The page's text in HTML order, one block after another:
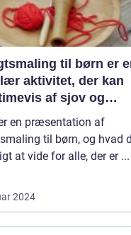
til børn er
aktivitet, der kan
af sjov og
en præsentation af
til børn, og hvad
at vide for alle, der er ...
2024